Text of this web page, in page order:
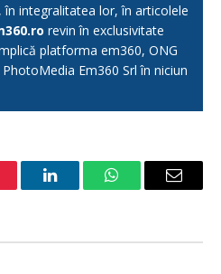
integralitatea lor, în articolele
revin în exclusivitate
platforma em360, ONG
Em360 Srl în niciun
LinkedInWhatsAppEmail